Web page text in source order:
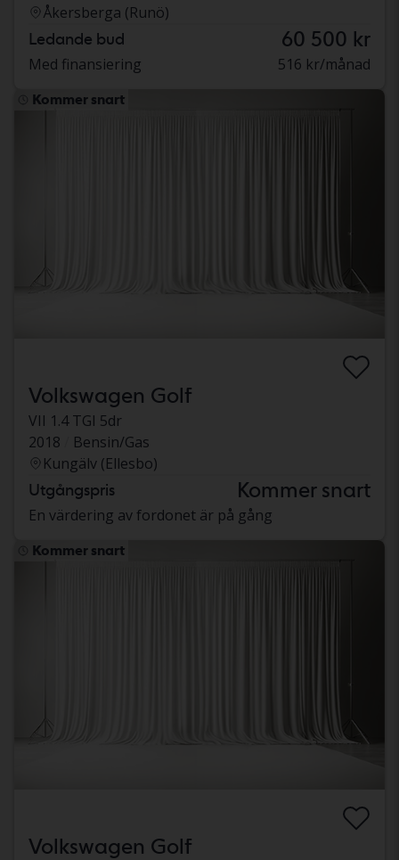
Åkersberga (Runö)
Ledande bud 60 500 kr
Med finansiering 516 kr/månad
Kommer snart
Volkswagen Golf
VII 1.4 TGI 5dr
2018
Bensin/Gas
Kungälv (Ellesbo)
Utgångspris Kommer snart
En värdering av fordonet är på gång
Kommer snart
Volkswagen Golf